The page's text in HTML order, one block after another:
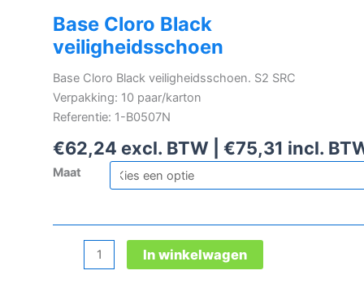
Base Cloro Black
veiligheidsschoen
Base Cloro Black veiligheidsschoen. S2 SRC
Verpakking: 10 paar/karton
Referentie: 1-B0507N
€62,24 excl. BTW | €75,31 incl.
Maat
In winkelwagen